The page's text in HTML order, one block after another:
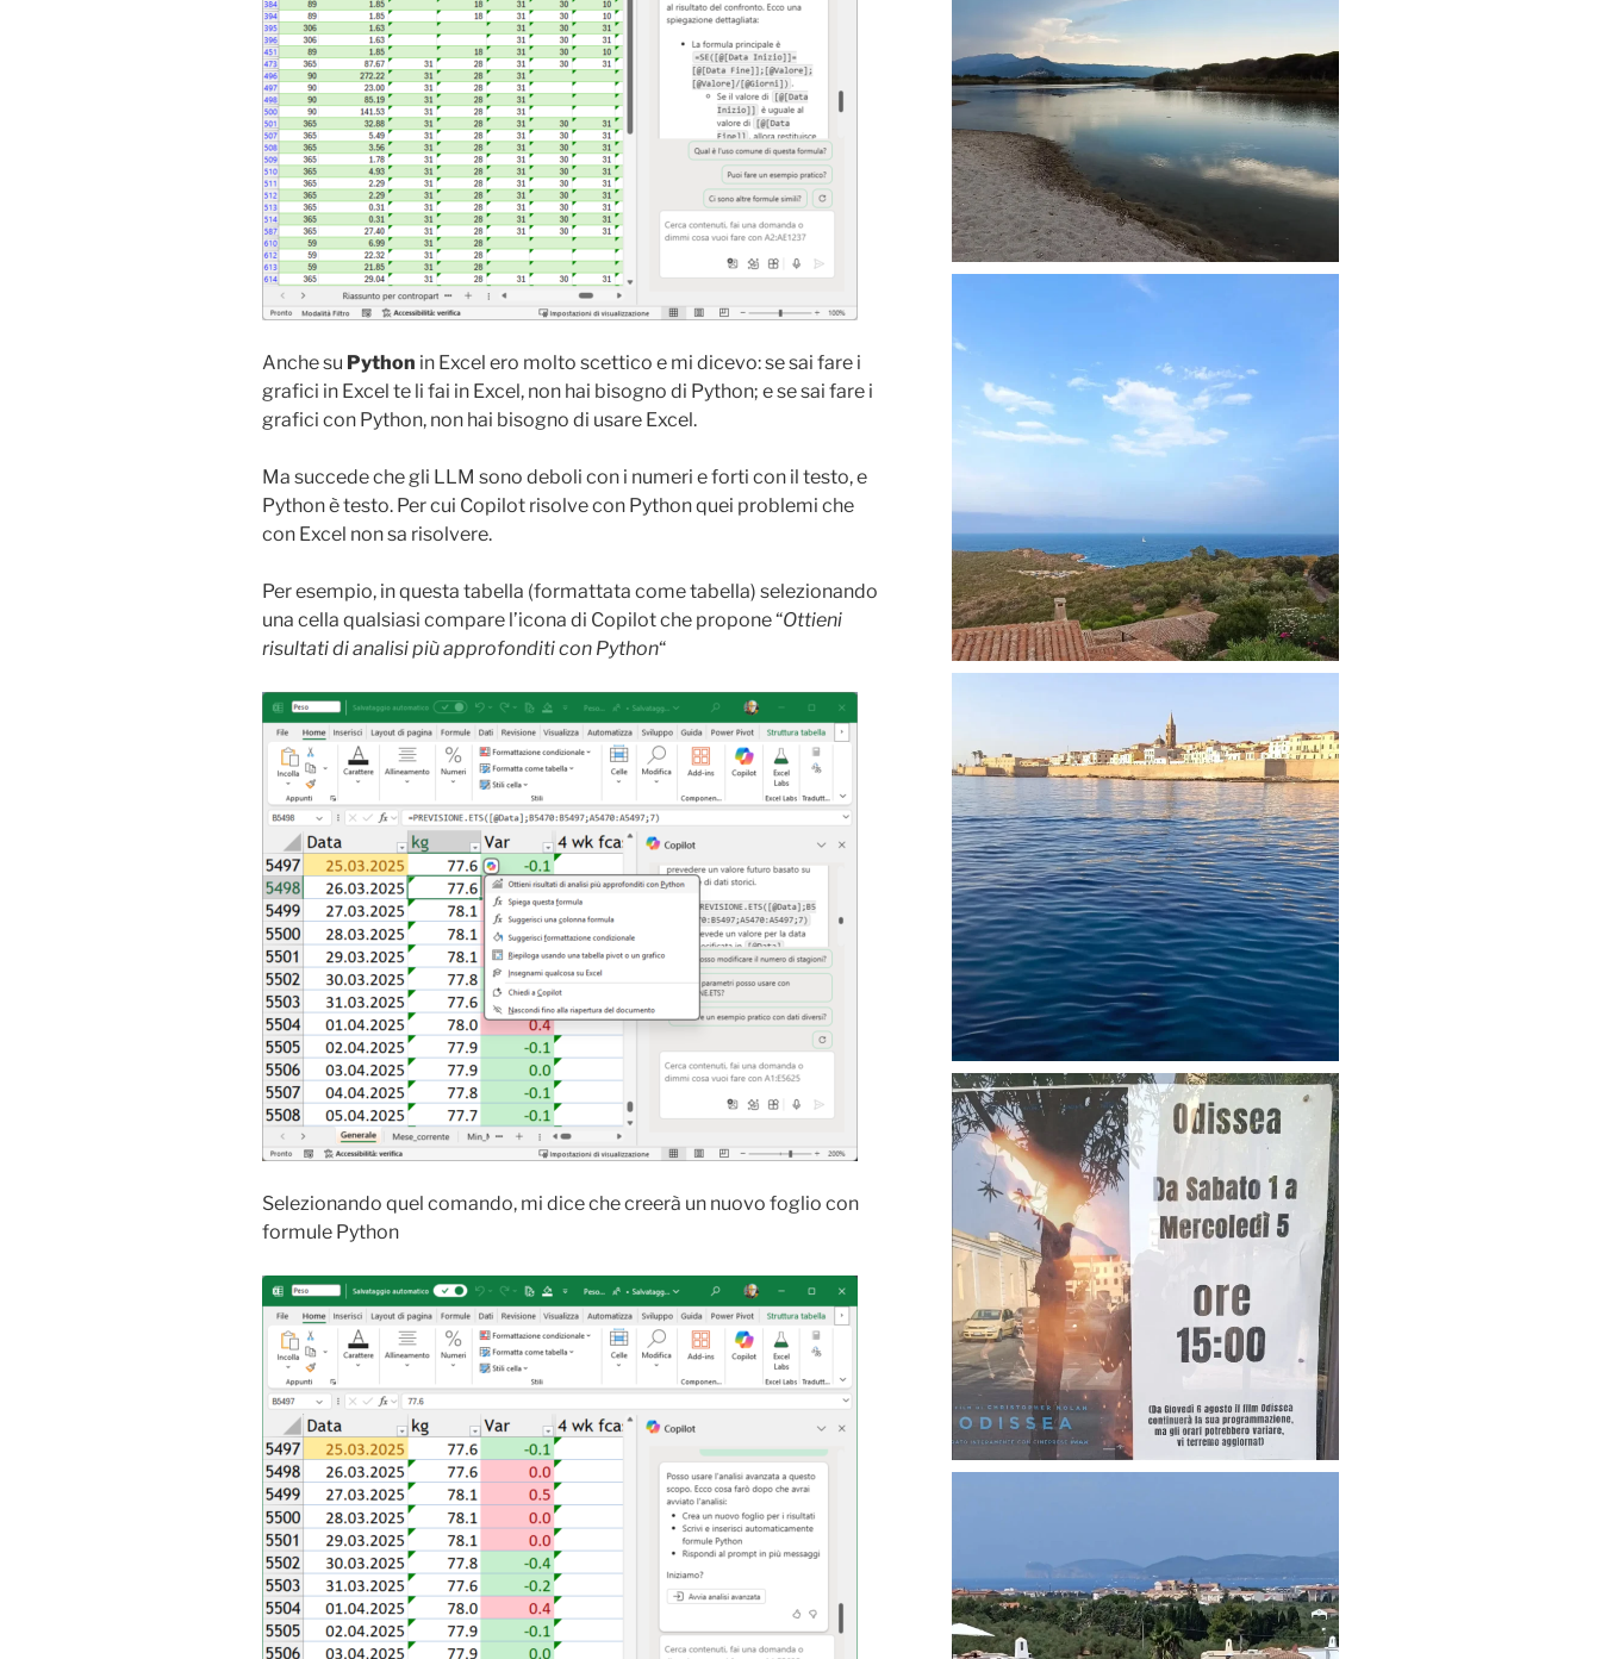
Anche su Python in Excel ero molto scettico e mi dicevo: se sai fare i
grafici in Excel te li fai in Excel, non hai bisogno di Python; e se sai fare i
grafici con Python, non hai bisogno di usare Excel.
Ma succede che gli LLM sono deboli con i numeri e forti con il testo, e
Python è testo. Per cui Copilot risolve con Python quei problemi che
con Excel non sa risolvere.
Per esempio, in questa tabella (formattata come tabella) selezionando
una cella qualsiasi compare l’icona di Copilot che propone “Ottieni
risultati di analisi più approfonditi con Python“
Selezionando quel comando, mi dice che creerà un nuovo foglio con
formule Python